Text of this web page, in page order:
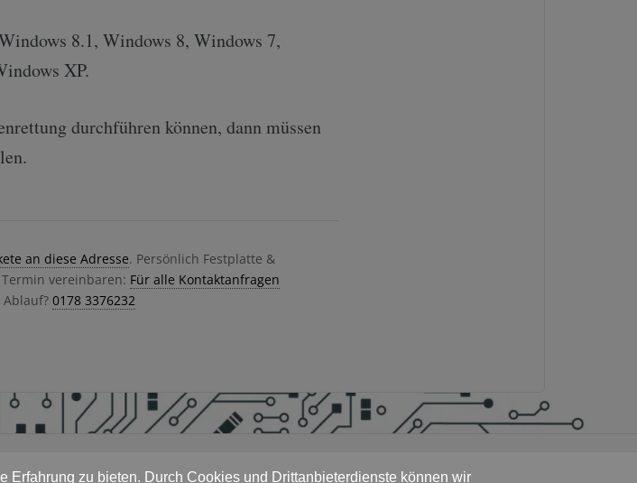
8.1, Windows 8, Windows 7,
XP.
durchführen können, dann müssen
an diese Adresse. Persönlich Festplatte &
vereinbaren: Für alle Kontaktanfragen
0178 3376232
zu bieten. Durch Cookies und Drittanbieterdienste können wir